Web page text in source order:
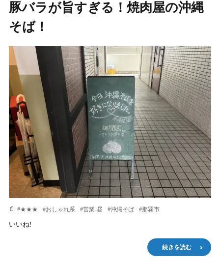
豚バラが旨すぎる！焼肉屋の沖縄
そば！
#★★★ #おしゃれ系 #営業-昼 #沖縄そば #那覇市
いいね!
続きを読む